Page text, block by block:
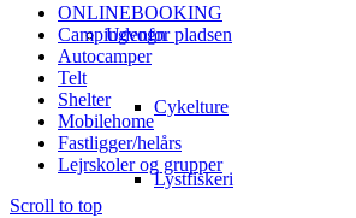
Udenfor pladsen
Cykelture
Lystfiskeri
ONLINEBOOKING
Campingvogn
Autocamper
Telt
Shelter
Mobilehome
Fastligger/helårs
Lejrskoler og grupper
Scroll to top